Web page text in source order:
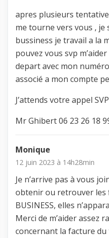
apres plusieurs
me tourne vers vous ,
bussiness je travail a la
pouvez vous svp
depart avec mon
associé a mon compte
J’attends votre appel SVP
Mr Ghibert 06 23 26 18
Monique
12 juin 2023 à 14h28min
Je n’arrive pas à vous
obtenir ou retrouver les
BUSINESS, elles
Merci de m’aider assez
concernant la facture du